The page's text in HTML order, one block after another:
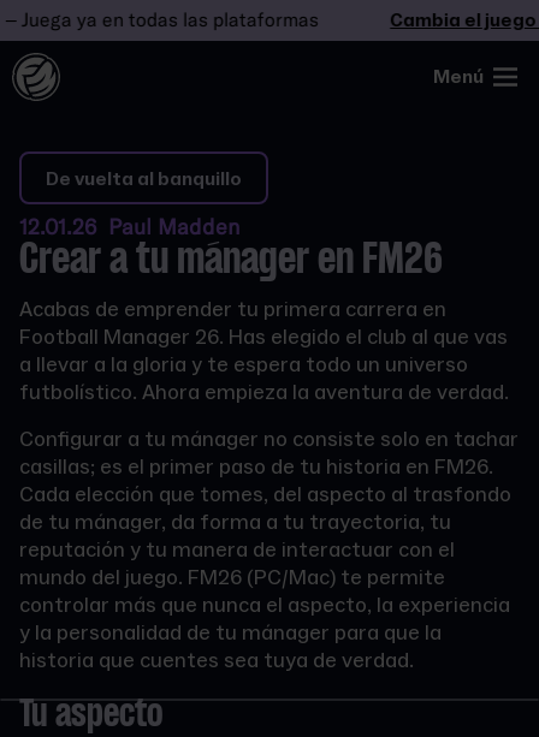
ya en todas las plataformas Cambia el juego –
Menú
De vuelta al banquillo
12.01.26 Paul Madden
Crear a tu mánager en FM26
Acabas de emprender tu primera carrera en
Football Manager 26. Has elegido el club al que vas
a llevar a la gloria y te espera todo un universo
futbolístico. Ahora empieza la aventura de verdad.
Configurar a tu mánager no consiste solo en tachar
casillas; es el primer paso de tu historia en FM26.
Cada elección que tomes, del aspecto al trasfondo
de tu mánager, da forma a tu trayectoria, tu
reputación y tu manera de interactuar con el
mundo del juego. FM26 (PC/Mac) te permite
controlar más que nunca el aspecto, la experiencia
y la personalidad de tu mánager para que la
historia que cuentes sea tuya de verdad.
Tu aspecto